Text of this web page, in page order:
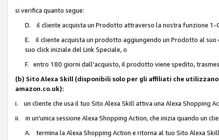
si verifica quanto segue:
D. il cliente acquista un Prodotto attraverso la nostra funzione 1-
E. il cliente acquista un prodotto aggiungendo un Prodotto al
suo click iniziale del Link Speciale, o
F. entro 180 giorni dall'acquisto, il prodotto viene spedito,
(b) Sito Alexa Skill (disponibili solo per gli affiliati che
amazon.co.uk):
i. un cliente che usa il tuo Sito Alexa Skill attiva una Alexa Shopping
ii. in un'unica sessione Alexa Shopping Action, che inizia quando un
A. termina la Alexa Shopping Action e ritorna al tuo Sito Alexa